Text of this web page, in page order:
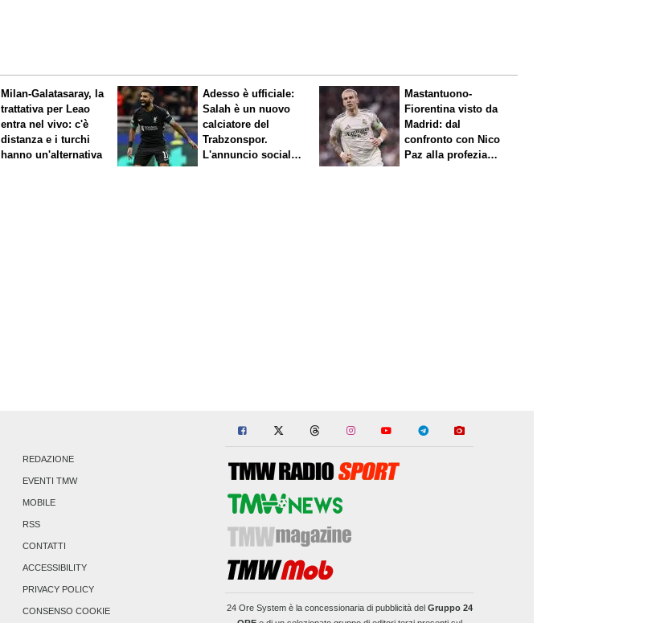
Milan-Galatasaray, la
trattativa per Leao
entra nel vivo: c'è
distanza e i turchi
hanno un'alternativa
Adesso è ufficiale:
Salah è un nuovo
calciatore del
Trabzonspor.
L'annuncio social
Mastantuono-
Fiorentina visto da
Madrid: dal
confronto con Nico
Paz alla profezia
REDAZIONE
EVENTI TMW
MOBILE
RSS
CONTATTI
ACCESSIBILITY
PRIVACY POLICY
CONSENSO COOKIE 24 Ore Systemè la concessionaria di pubblicità del Gruppo 24